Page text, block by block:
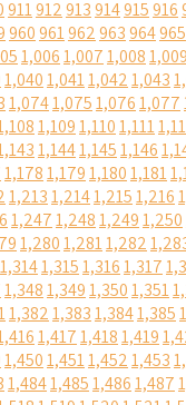
911912913914915916
960961962963964965
1,0061,0071,0081,009
1,0401,0411,0421,043
1,0741,0751,0761,077
1,1091,1101,111
1,1441,1451,146
1,1781,1791,1801,181
1,2131,2141,2151,216
1,2471,2481,2491,250
1,2801,2811,282
1,3141,3151,3161,317
1,3481,3491,3501,351
1,3821,3831,3841,385
1,4171,4181,419
1,4501,4511,4521,453
1,4841,4851,4861,487